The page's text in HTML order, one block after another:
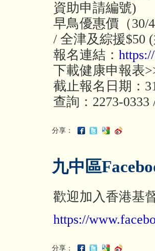
資助申請編號)
早鳥優惠價（30/
/ 全津及綜援$50
報名連結：
下載健康申報表
截止報名日期：
查詢：2273-
分享：
九中區
歡迎加入香港基
https://
分享：